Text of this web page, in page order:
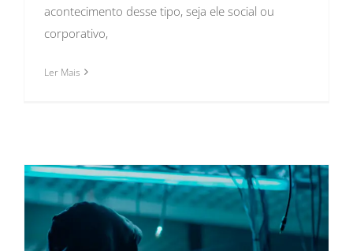
acontecimento desse tipo, seja ele social ou
corporativo,
Ler Mais